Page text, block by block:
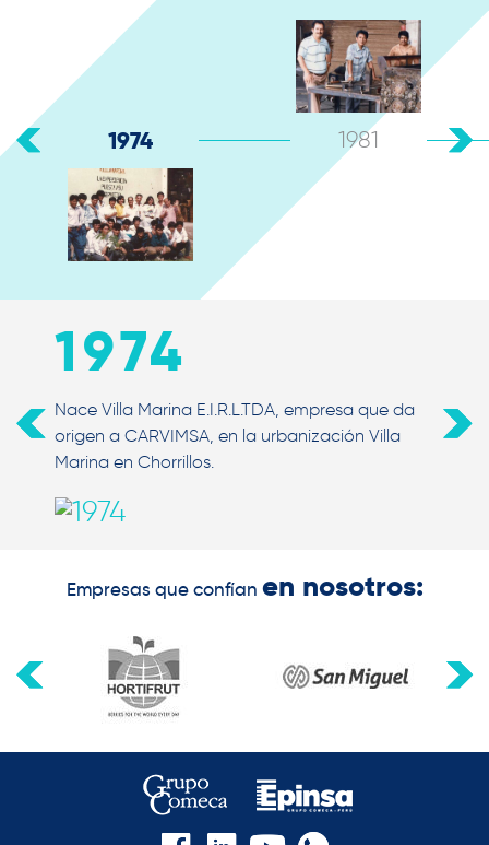
1974 1981
1974
Nace Villa Marina E.I.R.L.TDA, empresa que da
origen a CARVIMSA, en la urbanización Villa
Marina en Chorrillos.
Empresas que confían en nosotros: